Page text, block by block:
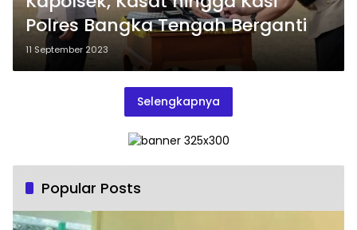
Polres Bangka Tengah Berganti
11 September 2023
Selengkapnya
Popular Posts